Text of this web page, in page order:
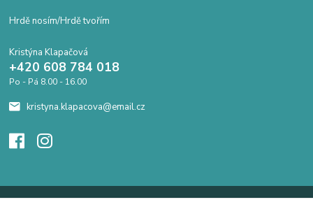
Hrdě nosím/Hrdě tvořím
Kristýna Klapačová
+420 608 784 018
Po - Pá 8.00 - 16.00
kristyna.klapacova@email.cz